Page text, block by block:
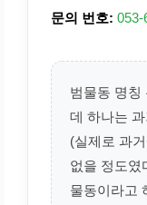
문의 번호: 053-
범물동 명칭
데 하나는
(실제로 과
없을 정도였
물동이라고